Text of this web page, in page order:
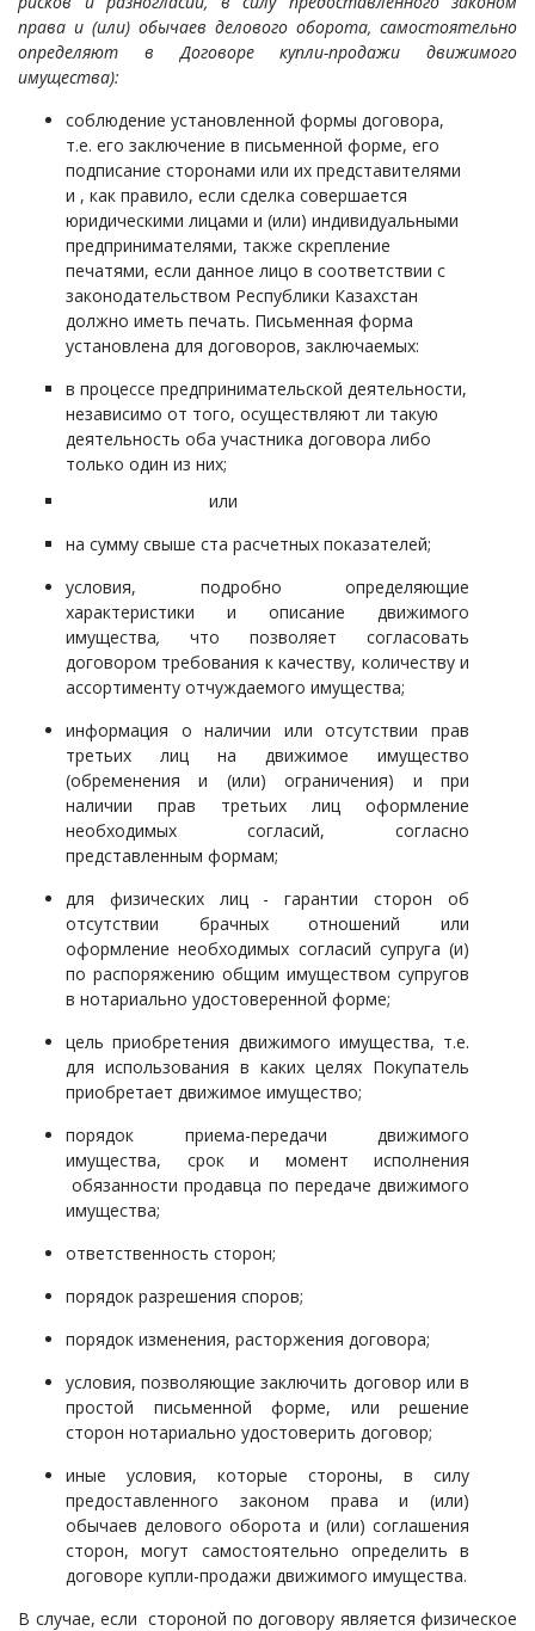
права и (или) обычаев делового оборота, самостоятельно
определяют в Договоре купли-продажи движимого
имущества):
соблюдение установленной формы договора,
т.е. его заключение в письменной форме, его
подписание сторонами или их представителями
и , как правило, если сделка совершается
юридическими лицами и (или) индивидуальными
предпринимателями, также скрепление
печатями, если данное лицо в соответствии с
законодательством Республики Казахстан
должно иметь печать. Письменная форма
установлена для договоров, заключаемых:
в процессе предпринимательской деятельности,
независимо от того, осуществляют ли такую
деятельность оба участника договора либо
только один из них;
или
на сумму свыше ста расчетных показателей;
условия, подробно определяющие
характеристики и описание движимого
имущества, что позволяет согласовать
договором требования к качеству, количеству и
ассортименту отчуждаемого имущества;
информация о наличии или отсутствии прав
третьих лиц на движимое имущество
(обременения и (или) ограничения) и при
наличии прав третьих лиц оформление
необходимых согласий, согласно
представленным формам;
для физических лиц - гарантии сторон об
отсутствии брачных отношений или
оформление необходимых согласий супруга (и)
по распоряжению общим имуществом супругов
в нотариально удостоверенной форме;
цель приобретения движимого имущества, т.е.
для использования в каких целях Покупатель
приобретает движимое имущество;
порядок приема-передачи движимого
имущества, срок и момент исполнения
обязанности продавца по передаче движимого
имущества;
ответственность сторон;
порядок разрешения споров;
порядок изменения, расторжения договора;
условия, позволяющие заключить договор или в
простой письменной форме, или решение
сторон нотариально удостоверить договор;
иные условия, которые стороны, в силу
предоставленного законом права и (или)
обычаев делового оборота и (или) соглашения
сторон, могут самостоятельно определить в
договоре купли-продажи движимого имущества.
В случае, если стороной по договору является физическое